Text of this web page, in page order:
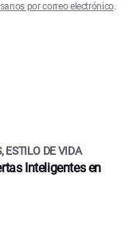
por correo electrónico.
ESTILO DE VIDA
Inteligentes en